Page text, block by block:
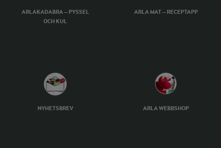
ARLAKADABRA – PYSSEL
OCH KUL
ARLA MAT – RECEPTAPP
NYHETSBREV ARLA WEBBSHOP